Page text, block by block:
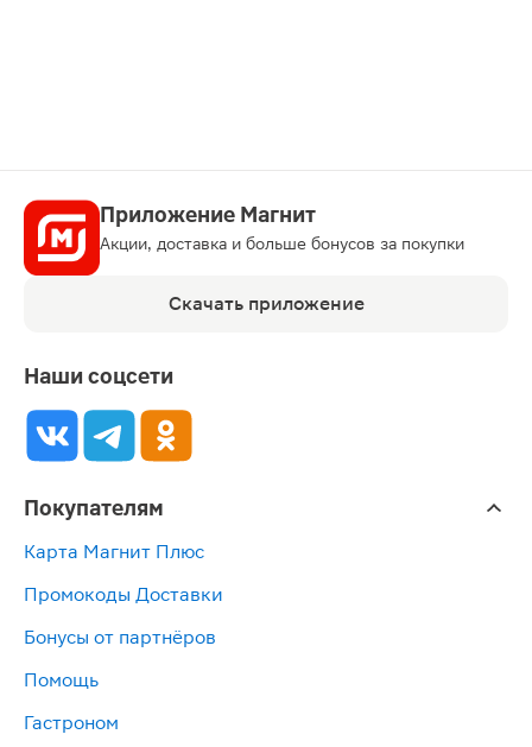
Приложение Магнит
Акции, доставка и больше бонусов за покупки
Скачать приложение
Наши соцсети
Покупателям
Карта Магнит Плюс
Промокоды Доставки
Бонусы от партнёров
Помощь
Гастроном